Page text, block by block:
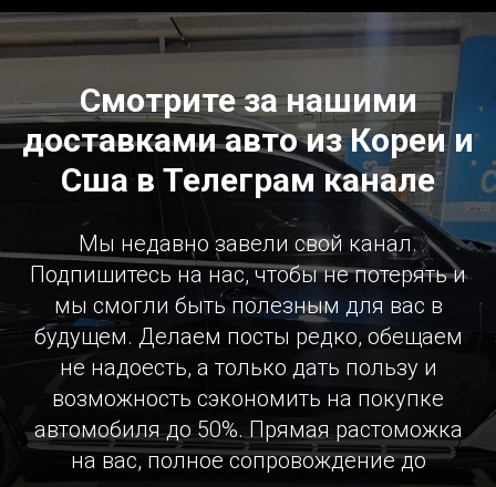
Смотрите за нашими
доставками авто из Кореи и
Сша в Телеграм канале
Мы недавно завели свой канал.
Подпишитесь на нас, чтобы не потерять и
мы смогли быть полезным для вас в
будущем. Делаем посты редко, обещаем
не надоесть, а только дать пользу и
возможность сэкономить на покупке
автомобиля до 50%. Прямая растоможка
на вас, полное сопровождение до